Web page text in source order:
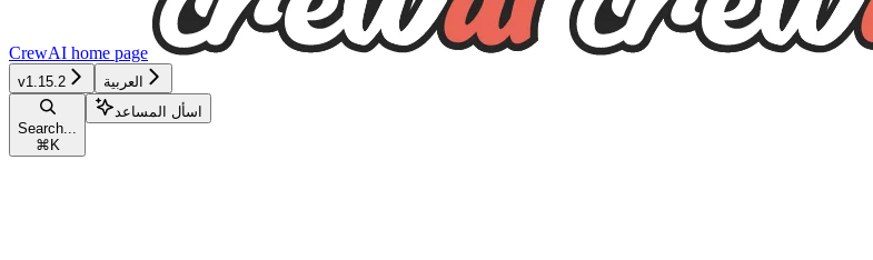
CrewAI home page
v1.15.2 العربية
Search...
⌘ K
اسأل المساعد